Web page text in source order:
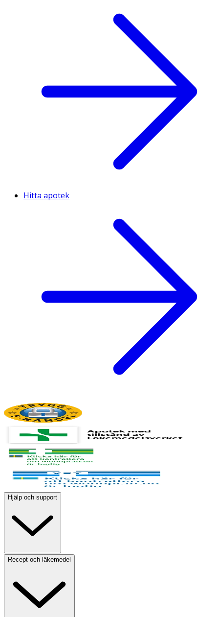
Hitta apotek
Hjälp och support
Recept och läkemedel